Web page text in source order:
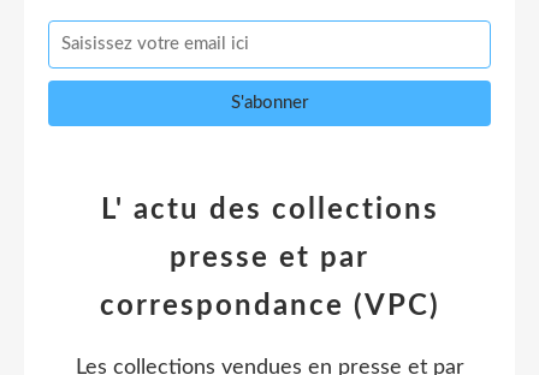
L' actu des collections
presse et par
correspondance (VPC)
Les collections vendues en presse et par